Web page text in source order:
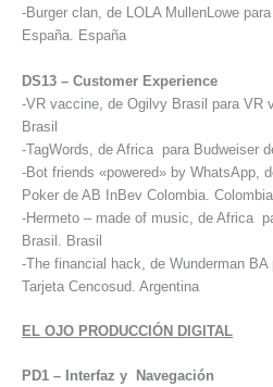
-Burger clan, de LOLA MullenLowe
España. España
DS13 – Customer Experience
-VR vaccine, de Ogilvy Brasil para VR
Brasil
-TagWords, de Africa para Budweiser
-Bot friends «powered» by WhatsApp,
Poker de AB InBev Colombia. Colombia
-Hermeto – made of music, de Africa
Brasil. Brasil
-The financial hack, de Wunderman BA
Tarjeta Cencosud. Argentina
EL OJO PRODUCCIÓN DIGITAL
PD1 – Interfaz y Navegación